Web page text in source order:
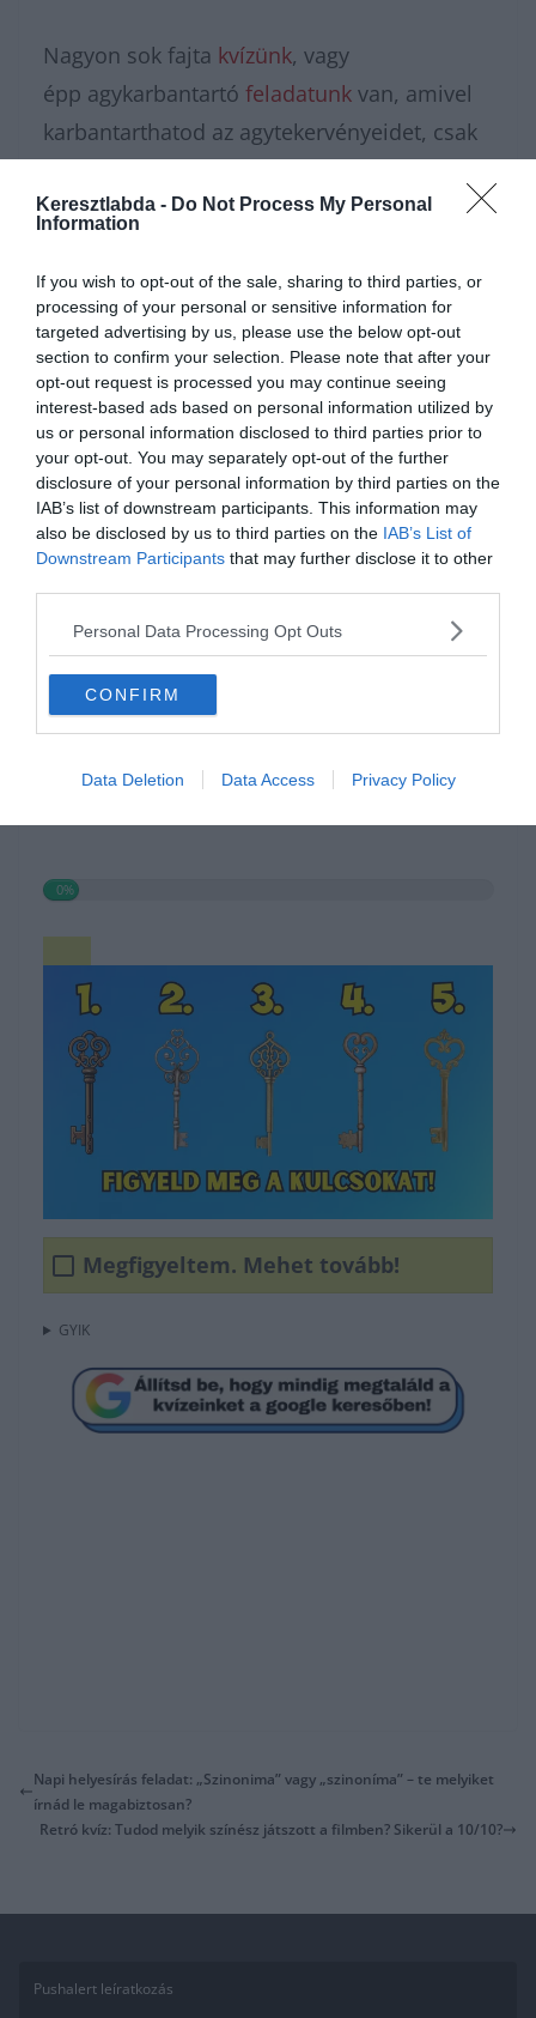
Keresztlabda - Do Not Process My Personal
Information
If you wish to opt-out of the sale, sharing to third parties, or
processing of your personal or sensitive information for
targeted advertising by us, please use the below opt-out
section to confirm your selection. Please note that after your
opt-out request is processed you may continue seeing
interest-based ads based on personal information utilized by
us or personal information disclosed to third parties prior to
your opt-out. You may separately opt-out of the further
disclosure of your personal information by third parties on the
IAB’s list of downstream participants. This information may
also be disclosed by us to third parties on the IAB’s List of
Downstream Participants that may further disclose it to other
Personal Data Processing Opt Outs
CONFIRM
Data Deletion Data Access Privacy Policy
Nagyon sok fajta kvízünk, vagy
épp agykarbantartó feladatunk van, amivel
karbantarthatod az agytekervényeidet, csak
feladatokattalálhatsz!
Hirdetés
0%
Megfigyeltem. Mehet tovább!
GYIK
Napi helyesírás feladat: „Szinonima” vagy „szinoníma” – te melyiket
írnád le magabiztosan?
Retró kvíz: Tudod melyik színész játszott a filmben? Sikerül a 10/10?
Pushalert leíratkozás